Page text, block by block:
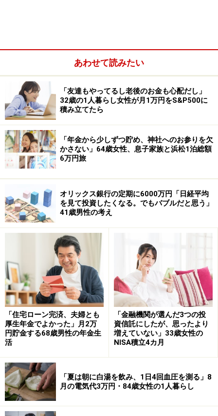
今回は神奈川県に住む49歳男性の資産運用エピソードを
■家族構成
本人、配偶者
■金融資産
世帯年収：本人650万円、配偶者300万円
世帯金融資産：現預金800万円、リスク資産500万円
■リスク資産の内訳
・投資信託350万円
・日本株150万円
■積立投資実績（※商品名の詳細が不明なものも原文ママ
・SMTAMダウ・ジョーンズインデックスファンド：
2010年から
2010年から積立投資を続けてきたという今回の投稿者。
SMTAMダウ・ジョーンズインデックスファンドに
った2025年5月時点の運用実績については「元本約150万
円→運用益約350万円」と、積み重ねがしっかりと利益
を生み出している様子です。
あわせて読みたい
「友達もやってるし老後のお金も心配だし」
32歳の1人暮らし女性が月1万円をS&P500に
積み立てたら
「年金から少しずつ貯め、神社へのお参りを欠
かさない」64歳女性、息子家族と浜松1泊総額
6万円旅
オリックス銀行の定期に6000万円「日経平均
を見て投資したくなる。でもバブルだと思う」
41歳男性の考え
「住宅ローン完済、夫婦とも
厚生年金でよかった」月2万
円貯金する68歳男性の年金生
活
「金融機関が選んだ3つの投
資信託にしたが、思ったより
増えていない」33歳女性の
NISA積立4カ月
「夏は朝に白湯を飲み、1日4回血圧を測る」8
月の電気代3万円・84歳女性の1人暮らし